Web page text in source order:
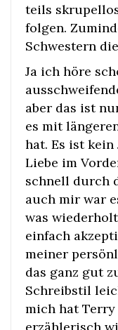
teils
folgen.
Schwestern
Ja ich höre
aber das ist
es mit
hat. Es ist kein
Liebe im
schnell durch
auch mir war
was
einfach
meiner
das ganz gut
Schreibstil
mich hat